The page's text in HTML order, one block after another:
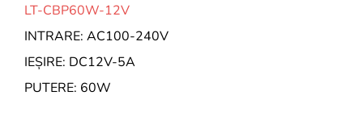
LT-CBP60W-12V
INTRARE: AC100-240V
IEȘIRE: DC12V-5A
PUTERE: 60W